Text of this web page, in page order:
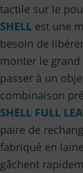
tactile sur le
SHELL est une
besoin de
monter le
passer à un
combinaison
SHELL FULL
paire de
fabriqué en
gâchent